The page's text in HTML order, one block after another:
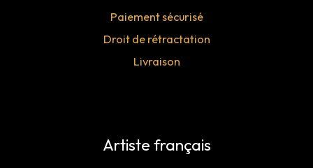
Paiement sécurisé
Droit de rétractation
Livraison
Artiste français